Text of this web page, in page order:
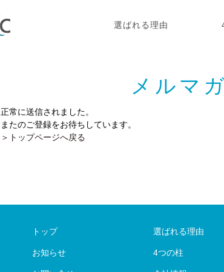
選ばれる理由
メルマ
正常に送信されました。
またのご登録をお待ちしています。
＞トップページへ戻る
トップ
お知らせ
選ばれる理由
4つの柱